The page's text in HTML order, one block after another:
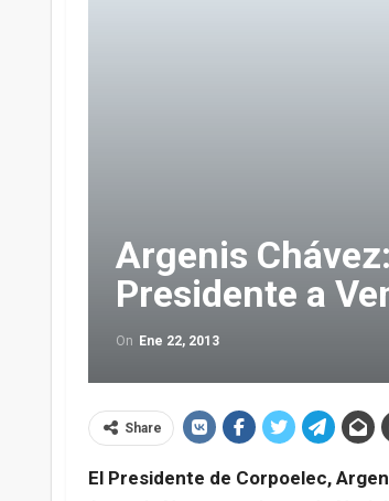
Argenis
Presidente a
On Ene 22, 2013
Share
El Presidente de Corpoelec,